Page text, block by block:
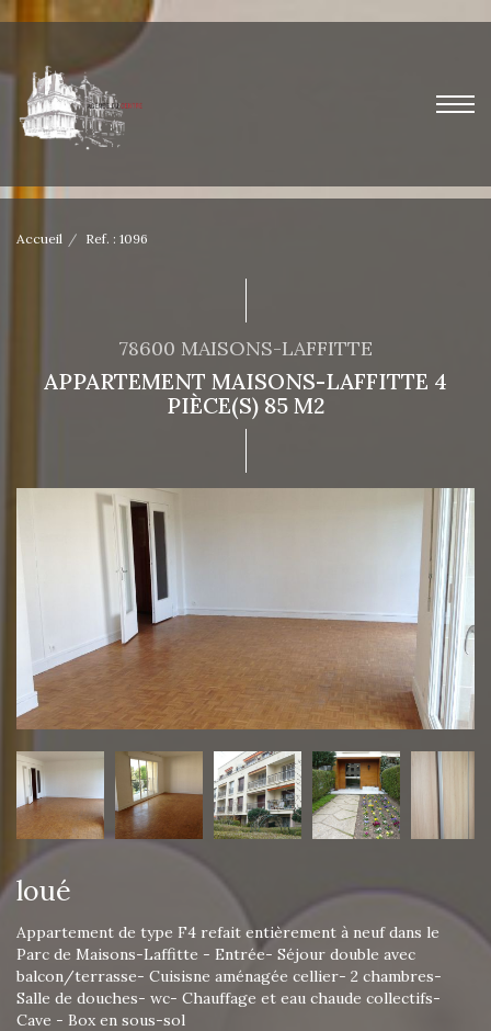
Accueil Ref. : 1096
78600 MAISONS-LAFFITTE
APPARTEMENT MAISONS-LAFFITTE 4
PIÈCE(S) 85 M2
loué
Appartement de type F4 refait entièrement à neuf dans le
Parc de Maisons-Laffitte - Entrée- Séjour double avec
balcon/terrasse- Cuisisne aménagée cellier- 2 chambres-
Salle de douches- wc- Chauffage et eau chaude collectifs-
Cave - Box en sous-sol